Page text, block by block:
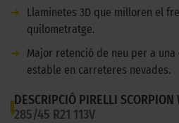
➜
Llaminetes 3D que milloren el
quilometratge.
➜
Major retenció de neu per a
estable en carreteres nevades.
DESCRIPCIÓ PIRELLI
285/45 R21 113V